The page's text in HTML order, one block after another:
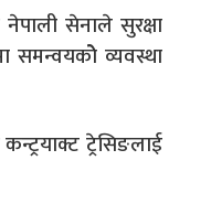
सेनाले सुरक्षा
समन्वयकोे व्यवस्था
ट्रेसिङलाई